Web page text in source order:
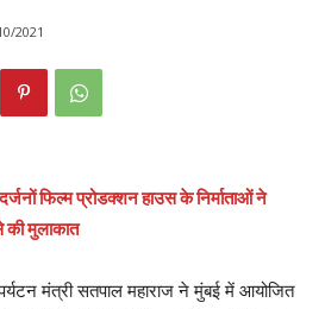
2021
फिल्म प्रोडक्शन हाउस के निर्माताओं ने
की मुलाकात
मंत्री सतपाल महाराज ने मुंबई में आयोजित